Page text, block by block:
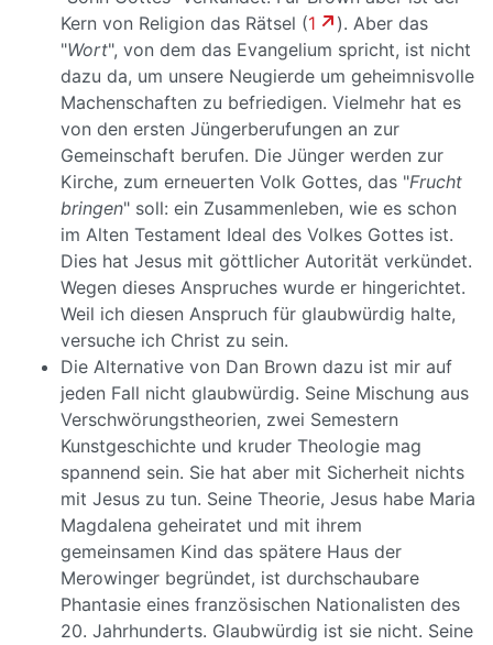
Kern von Religion das Rätsel (1
). Aber das
"Wort", von dem das Evangelium spricht, ist nicht
dazu da, um unsere Neugierde um geheimnisvolle
Machenschaften zu befriedigen. Vielmehr hat es
von den ersten Jüngerberufungen an zur
Gemeinschaft berufen. Die Jünger werden zur
Kirche, zum erneuerten Volk Gottes, das "Frucht
bringen" soll: ein Zusammenleben, wie es schon
im Alten Testament Ideal des Volkes Gottes ist.
Dies hat Jesus mit göttlicher Autorität verkündet.
Wegen dieses Anspruches wurde er hingerichtet.
Weil ich diesen Anspruch für glaubwürdig halte,
versuche ich Christ zu sein.
Die Alternative von Dan Brown dazu ist mir auf
jeden Fall nicht glaubwürdig. Seine Mischung aus
Verschwörungstheorien, zwei Semestern
Kunstgeschichte und kruder Theologie mag
spannend sein. Sie hat aber mit Sicherheit nichts
mit Jesus zu tun. Seine Theorie, Jesus habe Maria
Magdalena geheiratet und mit ihrem
gemeinsamen Kind das spätere Haus der
Merowinger begründet, ist durchschaubare
Phantasie eines französischen Nationalisten des
20. Jahrhunderts. Glaubwürdig ist sie nicht. Seine